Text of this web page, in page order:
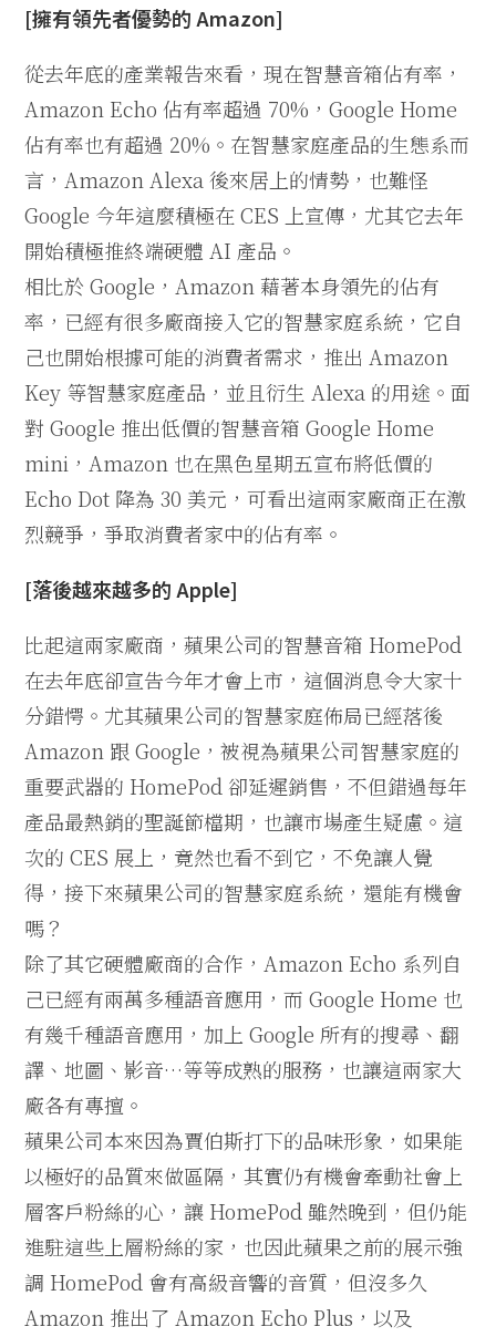
[擁有領先者優勢的 Amazon]
從去年底的產業報告來看，現在智慧音箱佔有率，
Amazon Echo 佔有率超過 70%，Google Home
佔有率也有超過 20%。在智慧家庭產品的生態系而
言，Amazon Alexa 後來居上的情勢，也難怪
Google 今年這麼積極在 CES 上宣傳，尤其它去年
開始積極推終端硬體 AI 產品。
相比於 Google，Amazon 藉著本身領先的佔有
率，已經有很多廠商接入它的智慧家庭系統，它自
己也開始根據可能的消費者需求，推出 Amazon
Key 等智慧家庭產品，並且衍生 Alexa 的用途。面
對 Google 推出低價的智慧音箱 Google Home
mini，Amazon 也在黑色星期五宣布將低價的
Echo Dot 降為 30 美元，可看出這兩家廠商正在激
烈競爭，爭取消費者家中的佔有率。
[落後越來越多的 Apple]
比起這兩家廠商，蘋果公司的智慧音箱 HomePod
在去年底卻宣告今年才會上市，這個消息令大家十
分錯愕。尤其蘋果公司的智慧家庭佈局已經落後
Amazon 跟 Google，被視為蘋果公司智慧家庭的
重要武器的 HomePod 卻延遲銷售，不但錯過每年
產品最熱銷的聖誕節檔期，也讓市場產生疑慮。這
次的 CES 展上，竟然也看不到它，不免讓人覺
得，接下來蘋果公司的智慧家庭系統，還能有機會
嗎？
除了其它硬體廠商的合作，Amazon Echo 系列自
己已經有兩萬多種語音應用，而 Google Home 也
有幾千種語音應用，加上 Google 所有的搜尋、翻
譯、地圖、影音…等等成熟的服務，也讓這兩家大
廠各有專擅。
蘋果公司本來因為賈伯斯打下的品味形象，如果能
以極好的品質來做區隔，其實仍有機會牽動社會上
層客戶粉絲的心，讓 HomePod 雖然晚到，但仍能
進駐這些上層粉絲的家，也因此蘋果之前的展示強
調 HomePod 會有高級音響的音質，但沒多久
Amazon 推出了 Amazon Echo Plus，以及